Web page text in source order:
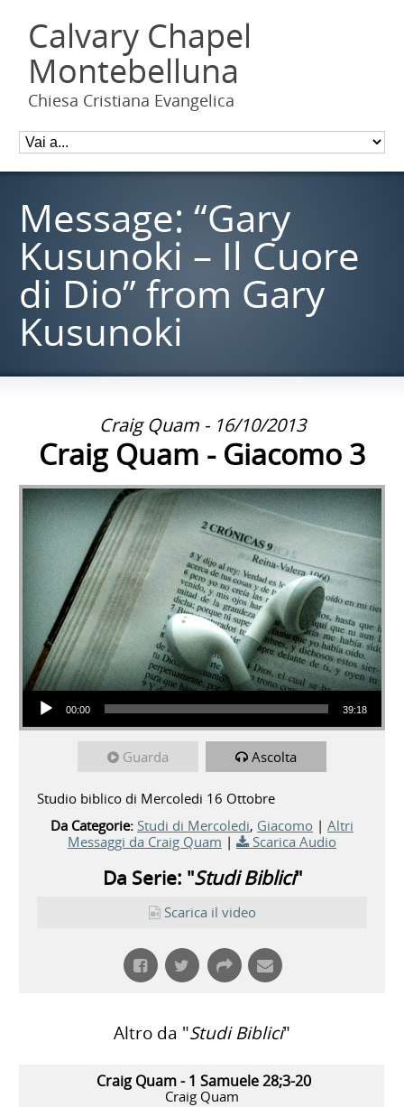
Calvary Chapel
Montebelluna
Chiesa Cristiana Evangelica
Message: “Gary
Kusunoki – Il Cuore
di Dio” from Gary
Kusunoki
Craig Quam - 16/10/2013
Craig Quam - Giacomo 3
Audio Player
00:00 39:18
Guarda Ascolta
Studio biblico di Mercoledi 16 Ottobre
Da Categorie: Studi di Mercoledi, Giacomo | Altri
Messaggi da Craig Quam | Scarica Audio
Da Serie: "Studi Biblici"
Scarica il video
Altro da "Studi Biblici"
Craig Quam - 1 Samuele 28;3-20
Craig Quam